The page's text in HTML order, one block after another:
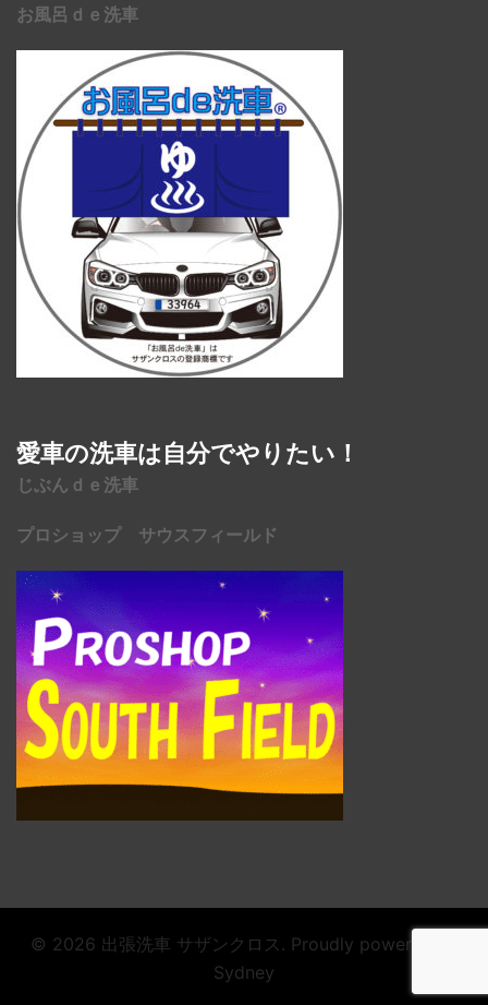
お風呂ｄｅ洗車
愛車の洗車は自分でやりたい！
じぶんｄｅ洗車
プロショップ サウスフィールド
© 2026 出張洗車 サザンクロス. Proudly powered by
Sydney